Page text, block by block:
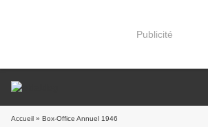
Publicité
Accueil » Box-Office Annuel 1946